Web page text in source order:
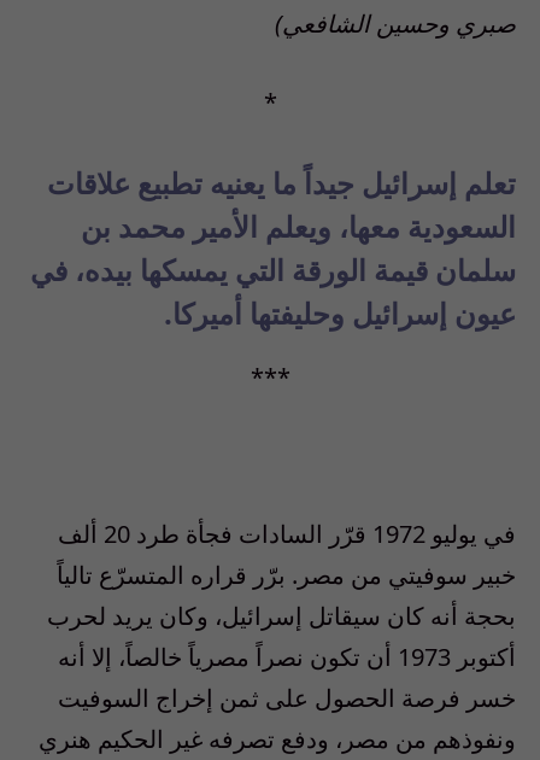
صبري وحسين الشافعي)
*
تعلم إسرائيل جيداً ما يعنيه تطبيع علاقات
السعودية معها، ويعلم الأمير محمد بن
سلمان قيمة الورقة التي يمسكها بيده، في
عيون إسرائيل وحليفتها أميركا.
***
في يوليو 1972 قرّر السادات فجأة طرد 20 ألف
خبير سوفيتي من مصر. برّر قراره المتسرّع تالياً
بحجة أنه كان سيقاتل إسرائيل، وكان يريد لحرب
أكتوبر 1973 أن تكون نصراً مصرياً خالصاً، إلا أنه
خسر فرصة الحصول على ثمن إخراج السوفيت
ونفوذهم من مصر، ودفع تصرفه غير الحكيم هنري